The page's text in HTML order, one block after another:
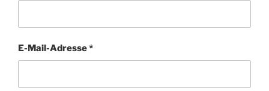
E-Mail-Adresse*